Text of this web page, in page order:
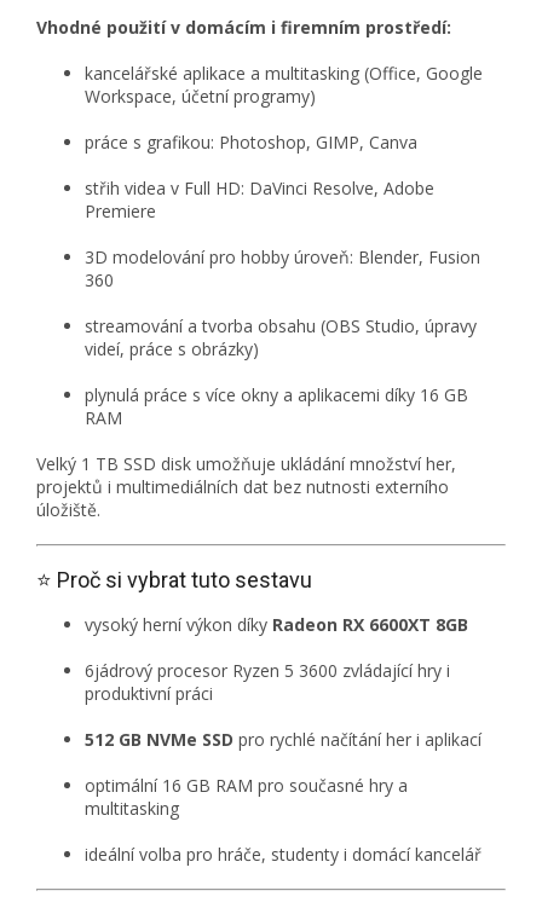
Vhodné použití v domácím i firemním prostředí:
kancelářské aplikace a multitasking (Office, Google
Workspace, účetní programy)
práce s grafikou: Photoshop, GIMP, Canva
střih videa v Full HD: DaVinci Resolve, Adobe
Premiere
3D modelování pro hobby úroveň: Blender, Fusion
360
streamování a tvorba obsahu (OBS Studio, úpravy
videí, práce s obrázky)
plynulá práce s více okny a aplikacemi díky 16 GB
RAM
Velký 1 TB SSD disk umožňuje ukládání množství her,
projektů i multimediálních dat bez nutnosti externího
úložiště.
⭐ Proč si vybrat tuto sestavu
vysoký herní výkon díky Radeon RX 6600XT 8GB
6jádrový procesor Ryzen 5 3600 zvládající hry i
produktivní práci
512 GB NVMe SSD pro rychlé načítání her i aplikací
optimální 16 GB RAM pro současné hry a
multitasking
ideální volba pro hráče, studenty i domácí kancelář